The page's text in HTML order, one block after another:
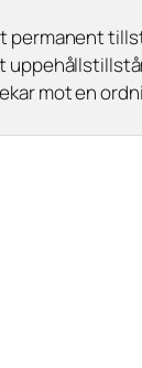
permanent
mot en